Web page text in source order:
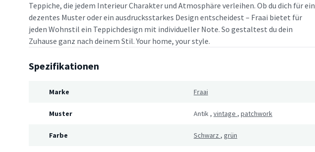
Teppiche, die jedem Interieur Charakter und Atmosphäre verleihen. Ob du dich für ein
dezentes Muster oder ein ausdrucksstarkes Design entscheidest – Fraai bietet für
jeden Wohnstil ein Teppichdesign mit individueller Note. So gestaltest du dein
Zuhause ganz nach deinem Stil. Your home, your style.
Spezifikationen
Marke Fraai
Muster Antik , vintage , patchwork
Farbe Schwarz , grün